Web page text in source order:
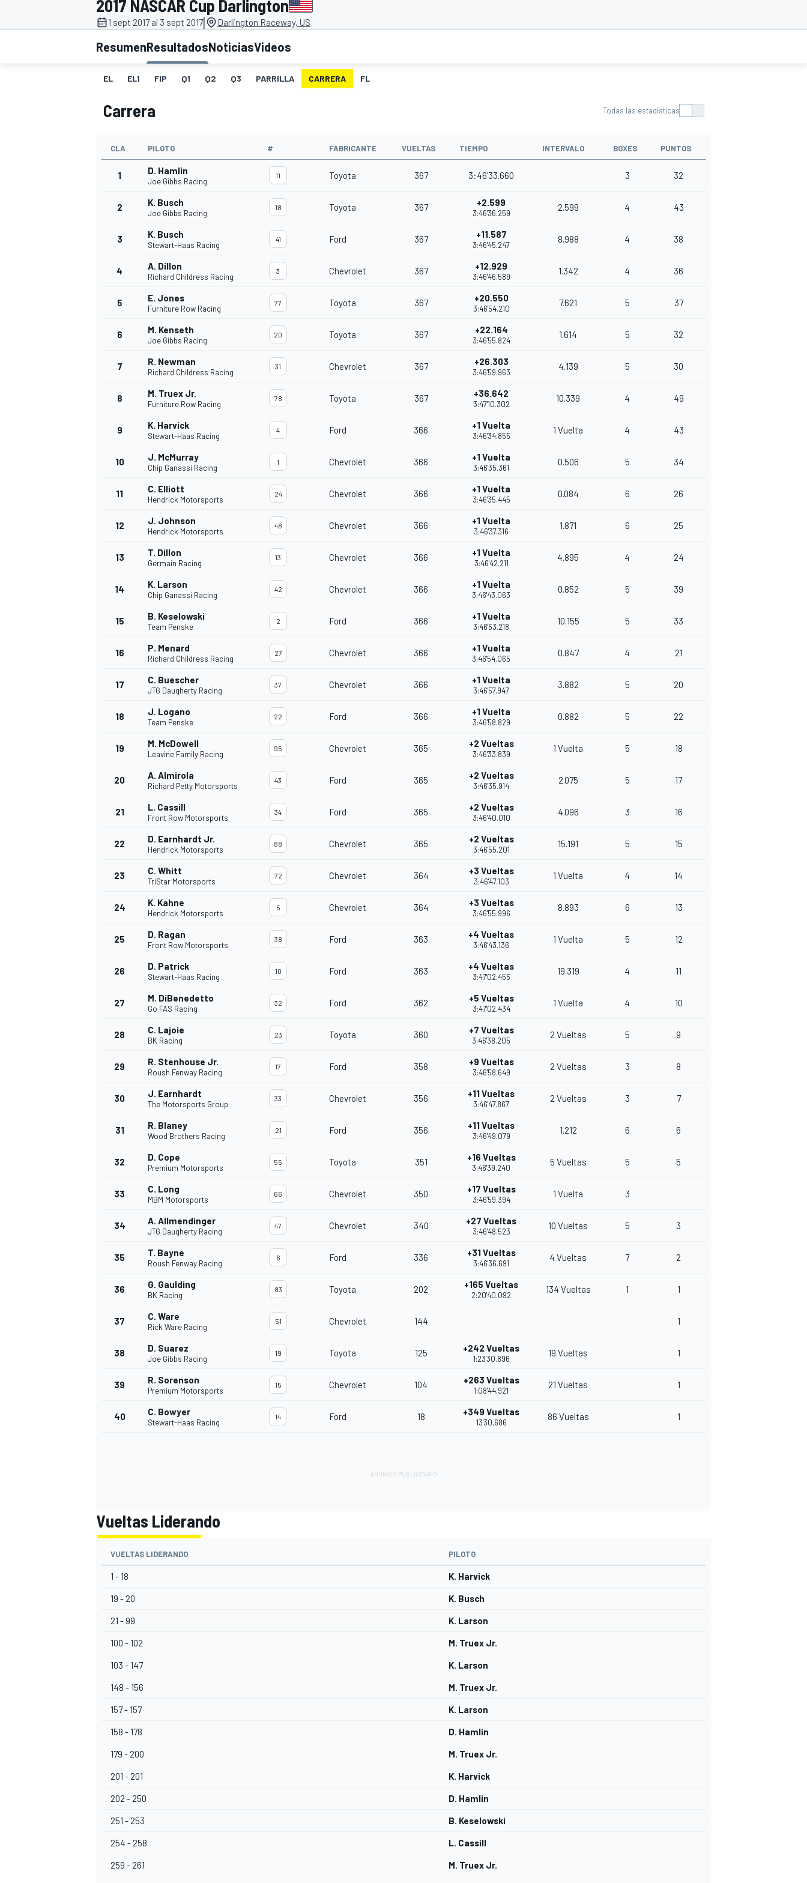
FÓRMULA E MOTO
2017 NASCAR Cup Darlington
1 sept 2017 al 3 sept 2017| Darlington Raceway, US
ResumenResultadosNoticiasVideos
EL EL1 FIP Q1 Q2 Q3 PARRILLA CARRERA FL
Carrera Todas las estadísticas
CLA PILOTO # FABRICANTE VUELTAS TIEMPO INTERVALO BOXES PUNTOS
1 D. Hamlin
Joe Gibbs Racing
11 Toyota 367 3:46'33.660 3 32
2 K. Busch
Joe Gibbs Racing
18 Toyota 367 +2.599
3:46'36.259
2.599 4 43
3 K. Busch
Stewart-Haas Racing
41 Ford 367 +11.587
3:46'45.247
8.988 4 38
4 A. Dillon
Richard Childress Racing
3 Chevrolet 367 +12.929
3:46'46.589
1.342 4 36
5 E. Jones
Furniture Row Racing
77 Toyota 367 +20.550
3:46'54.210
7.621 5 37
6 M. Kenseth
Joe Gibbs Racing
20 Toyota 367 +22.164
3:46'55.824
1.614 5 32
7 R. Newman
Richard Childress Racing
31 Chevrolet 367 +26.303
3:46'59.963
4.139 5 30
8 M. Truex Jr.
Furniture Row Racing
78 Toyota 367 +36.642
3:47'10.302
10.339 4 49
9 K. Harvick
Stewart-Haas Racing
4 Ford 366 +1 Vuelta
3:46'34.855
1 Vuelta 4 43
10 J. McMurray
Chip Ganassi Racing
1 Chevrolet 366 +1 Vuelta
3:46'35.361
0.506 5 34
11 C. Elliott
Hendrick Motorsports
24 Chevrolet 366 +1 Vuelta
3:46'35.445
0.084 6 26
12 J. Johnson
Hendrick Motorsports
48 Chevrolet 366 +1 Vuelta
3:46'37.316
1.871 6 25
13 T. Dillon
Germain Racing
13 Chevrolet 366 +1 Vuelta
3:46'42.211
4.895 4 24
14 K. Larson
Chip Ganassi Racing
42 Chevrolet 366 +1 Vuelta
3:46'43.063
0.852 5 39
15 B. Keselowski
Team Penske
2 Ford 366 +1 Vuelta
3:46'53.218
10.155 5 33
16 P. Menard
Richard Childress Racing
27 Chevrolet 366 +1 Vuelta
3:46'54.065
0.847 4 21
17 C. Buescher
JTG Daugherty Racing
37 Chevrolet 366 +1 Vuelta
3:46'57.947
3.882 5 20
18 J. Logano
Team Penske
22 Ford 366 +1 Vuelta
3:46'58.829
0.882 5 22
19 M. McDowell
Leavine Family Racing
95 Chevrolet 365 +2 Vueltas
3:46'33.839
1 Vuelta 5 18
20 A. Almirola
Richard Petty Motorsports
43 Ford 365 +2 Vueltas
3:46'35.914
2.075 5 17
21 L. Cassill
Front Row Motorsports
34 Ford 365 +2 Vueltas
3:46'40.010
4.096 3 16
22 D. Earnhardt Jr.
Hendrick Motorsports
88 Chevrolet 365 +2 Vueltas
3:46'55.201
15.191 5 15
23 C. Whitt
TriStar Motorsports
72 Chevrolet 364 +3 Vueltas
3:46'47.103
1 Vuelta 4 14
24 K. Kahne
Hendrick Motorsports
5 Chevrolet 364 +3 Vueltas
3:46'55.996
8.893 6 13
25 D. Ragan
Front Row Motorsports
38 Ford 363 +4 Vueltas
3:46'43.136
1 Vuelta 5 12
26 D. Patrick
Stewart-Haas Racing
10 Ford 363 +4 Vueltas
3:47'02.455
19.319 4 11
27 M. DiBenedetto
Go FAS Racing
32 Ford 362 +5 Vueltas
3:47'02.434
1 Vuelta 4 10
28 C. Lajoie
BK Racing
23 Toyota 360 +7 Vueltas
3:46'38.205
2 Vueltas 5 9
29 R. Stenhouse Jr.
Roush Fenway Racing
17 Ford 358 +9 Vueltas
3:46'58.649
2 Vueltas 3 8
30 J. Earnhardt
The Motorsports Group
33 Chevrolet 356 +11 Vueltas
3:46'47.867
2 Vueltas 3 7
31 R. Blaney
Wood Brothers Racing
21 Ford 356 +11 Vueltas
3:46'49.079
1.212 6 6
32 D. Cope
Premium Motorsports
55 Toyota 351 +16 Vueltas
3:46'39.240
5 Vueltas 5 5
33 C. Long
MBM Motorsports
66 Chevrolet 350 +17 Vueltas
3:46'59.394
1 Vuelta 3
34 A. Allmendinger
JTG Daugherty Racing
47 Chevrolet 340 +27 Vueltas
3:46'48.523
10 Vueltas 5 3
35 T. Bayne
Roush Fenway Racing
6 Ford 336 +31 Vueltas
3:46'36.691
4 Vueltas 7 2
36 G. Gaulding
BK Racing
83 Toyota 202 +165 Vueltas
2:20'40.092
134 Vueltas 1 1
37 C. Ware
Rick Ware Racing
51 Chevrolet 144 1
38 D. Suarez
Joe Gibbs Racing
19 Toyota 125 +242 Vueltas
1:23'30.896
19 Vueltas 1
39 R. Sorenson
Premium Motorsports
15 Chevrolet 104 +263 Vueltas
1:08'44.921
21 Vueltas 1
40 C. Bowyer
Stewart-Haas Racing
14 Ford 18 +349 Vueltas
13'30.686
86 Vueltas 1
Vueltas Liderando
VUELTAS LIDERANDO PILOTO
1 - 18 K. Harvick
19 - 20 K. Busch
21 - 99 K. Larson
100 - 102 M. Truex Jr.
103 - 147 K. Larson
148 - 156 M. Truex Jr.
157 - 157 K. Larson
158 - 178 D. Hamlin
179 - 200 M. Truex Jr.
201 - 201 K. Harvick
202 - 250 D. Hamlin
251 - 253 B. Keselowski
254 - 258 L. Cassill
259 - 261 M. Truex Jr.